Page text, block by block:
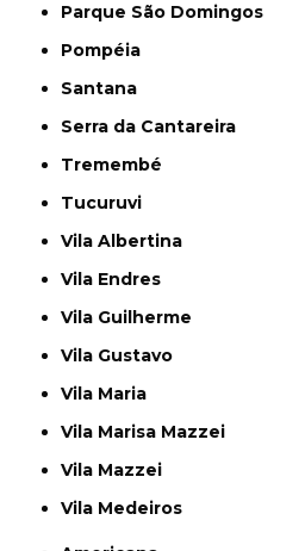
Parque São Domingos
Pompéia
Santana
Serra da Cantareira
Tremembé
Tucuruvi
Vila Albertina
Vila Endres
Vila Guilherme
Vila Gustavo
Vila Maria
Vila Marisa Mazzei
Vila Mazzei
Vila Medeiros